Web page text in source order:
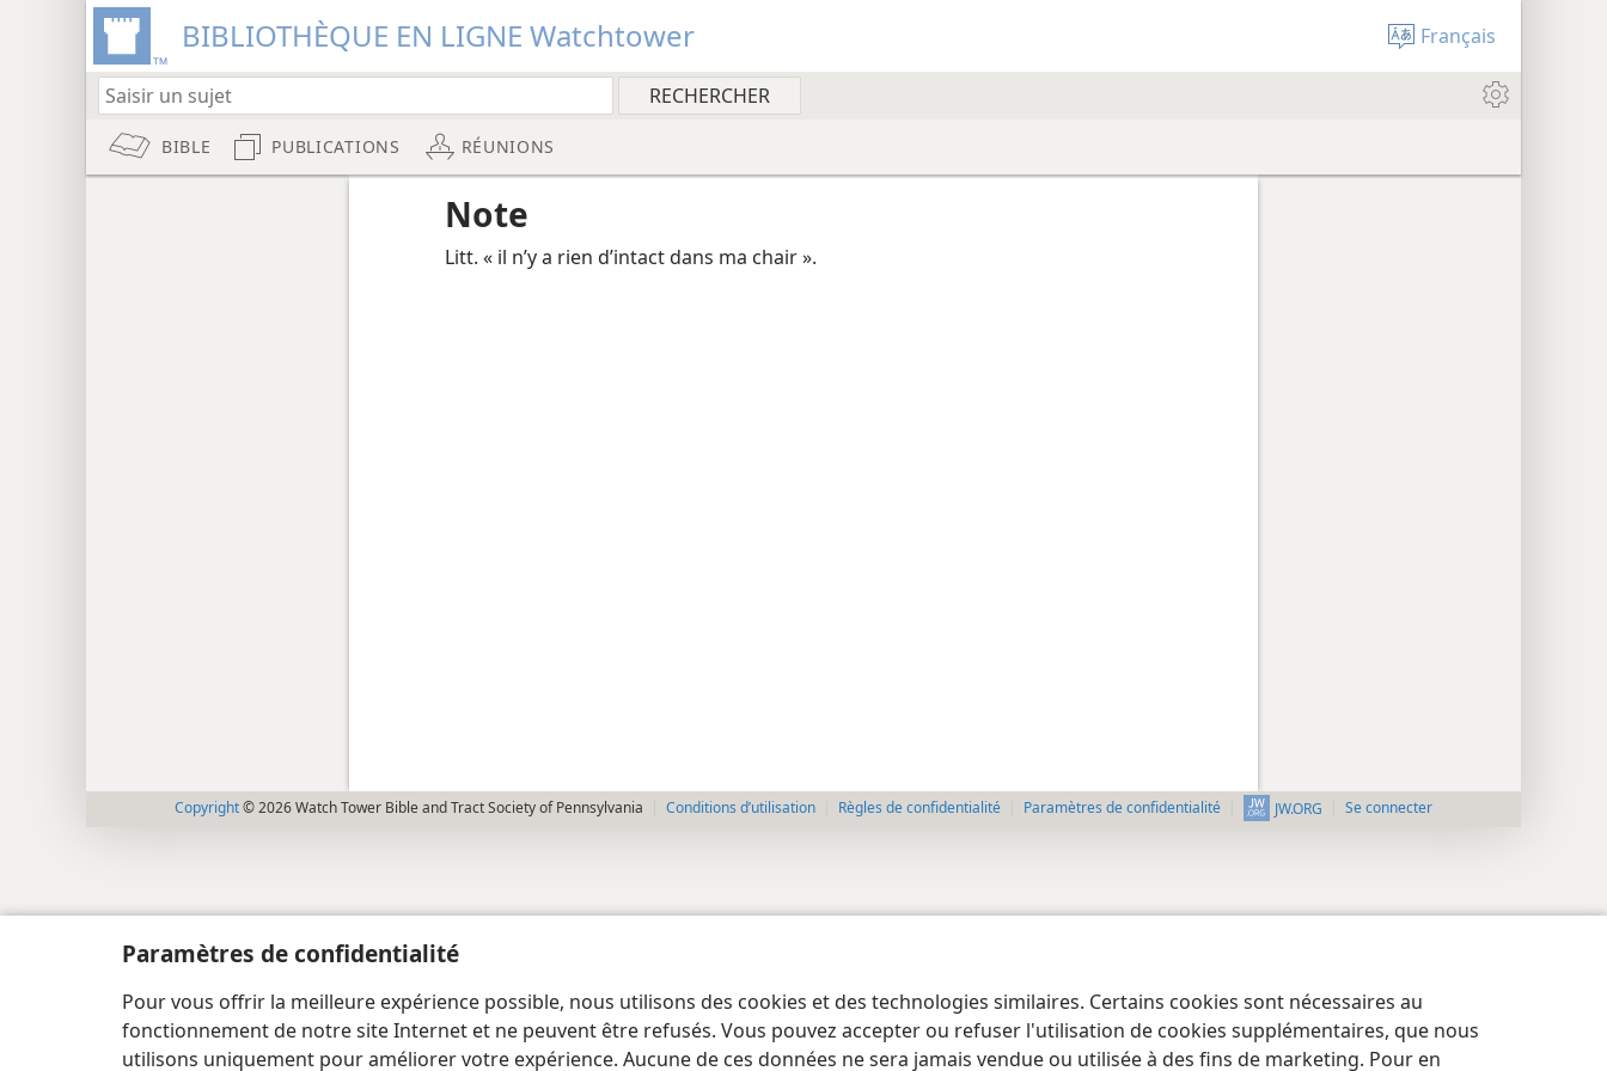
Paramètres de confidentialité
Pour vous offrir la meilleure expérience possible, nous utilisons des cookies et des technologies similaires. Certains cookies sont nécessaires au
fonctionnement de notre site Internet et ne peuvent être refusés. Vous pouvez accepter ou refuser l'utilisation de cookies supplémentaires, que nous
utilisons uniquement pour améliorer votre expérience. Aucune de ces données ne sera jamais vendue ou utilisée à des fins de marketing. Pour en
BIBLIOTHÈQUE EN LIGNE Watchtower Français
BIBLE PUBLICATIONS RÉUNIONS
Note
Litt. « il n’y a rien d’intact dans ma chair ».
Copyright© 2026 Watch Tower Bible and Tract Society of Pennsylvania Conditions d’utilisation Règles de confidentialité Paramètres de confidentialité JW.ORG Se connecter